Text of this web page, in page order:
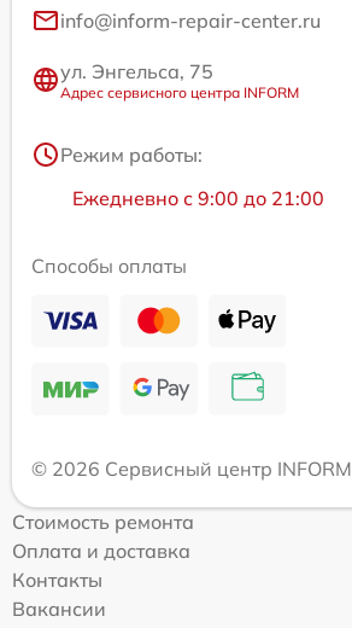
info@inform-repair-center.ru
ул. Энгельса, 75
Адрес сервисного центра INFORM
Режим работы:
Ежедневно с 9:00 до 21:00
Способы оплаты
© 2026 Сервисный центр INFORM
Стоимость ремонта
Оплата и доставка
Контакты
Вакансии